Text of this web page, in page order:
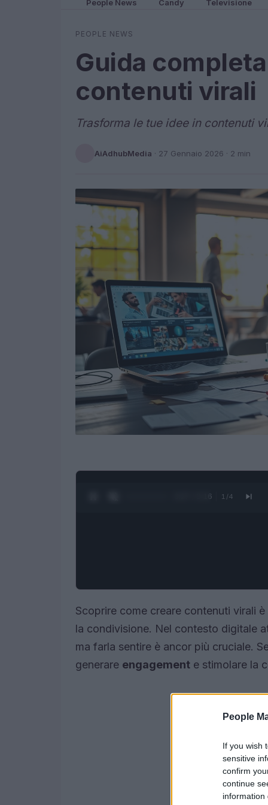
People
If you wish
sensitive
confirm
continue
information
People News Candy Televisione
PEOPLE NEWS
Guida
contenuti virali
Trasforma le tue idee in contenuti
AiAdhubMedia · 27 Gennaio 2026 · 2 min
0:28 / 3:16 1 /4
Scoprire come creare contenuti virali
la condivisione. Nel contesto digitale
ma farla sentire è ancor più cruciale.
generare engagement e stimolare la